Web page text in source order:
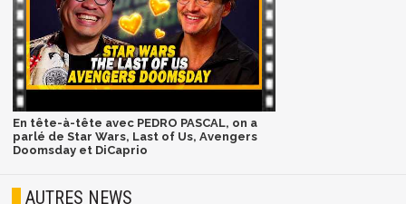
En tête-à-tête avec PEDRO PASCAL, on a
parlé de Star Wars, Last of Us, Avengers
Doomsday et DiCaprio
AUTRES NEWS